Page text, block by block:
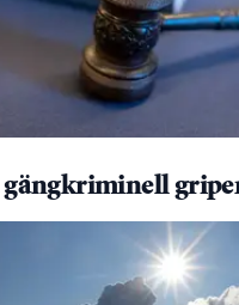
gängkriminell